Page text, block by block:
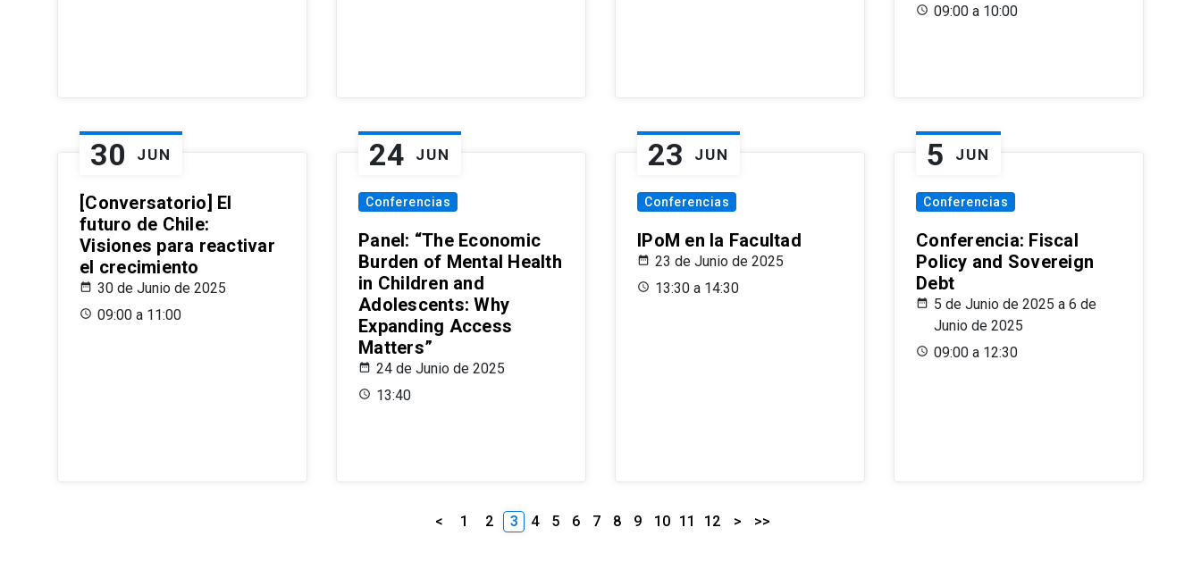
09:00 a 10:00
30 JUN
[Conversatorio] El
futuro de Chile:
Visiones para reactivar
el crecimiento
30 de Junio de 2025
09:00 a 11:00
24 JUN
Conferencias
Panel: “The Economic
Burden of Mental Health
in Children and
Adolescents: Why
Expanding Access
Matters”
24 de Junio de 2025
13:40
23 JUN
Conferencias
IPoM en la Facultad
23 de Junio de 2025
13:30 a 14:30
5 JUN
Conferencias
Conferencia: Fiscal
Policy and Sovereign
Debt
5 de Junio de 2025 a 6 de
Junio de 2025
09:00 a 12:30
< 1 2 3 4 5 6 7 8 9 10 11 12 > >>